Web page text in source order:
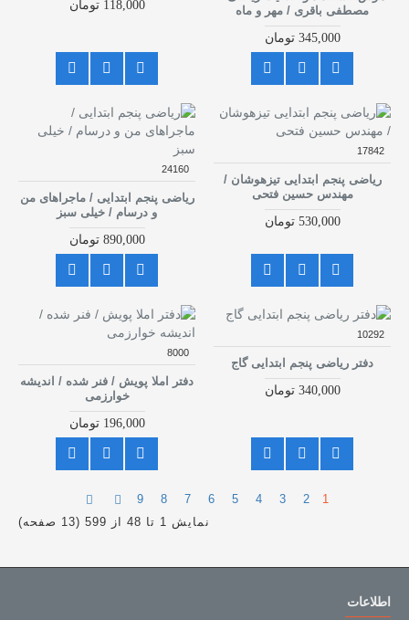
مصطفی باقری / مهر و ماه
345,000 تومان
118,000 تومان
17842
ریاضی پنجم ابتدایی تیزهوشان /
مهندس حسین فتحی
530,000 تومان
24160
ریاضی پنجم ابتدایی / ماجراهای من
و درسام / خیلی سبز
890,000 تومان
10292
دفتر ریاضی پنجم ابتدایی گاج
340,000 تومان
8000
دفتر املا پویش / فنر شده / اندیشه
خوارزمی
196,000 تومان
1
2
3
4
5
6
7
8
9
نمایش 1 تا 48 از 599 (13 صفحه)
اطلاعات